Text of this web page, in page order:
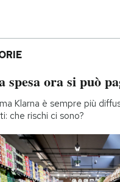
spesa ora si può
Klarna è sempre più
che rischi ci sono?